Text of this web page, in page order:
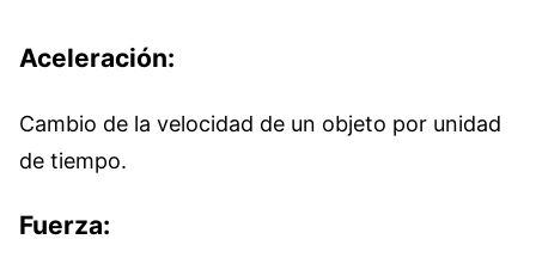
Aceleración:
Cambio de la velocidad de un objeto por unidad
de tiempo.
Fuerza: